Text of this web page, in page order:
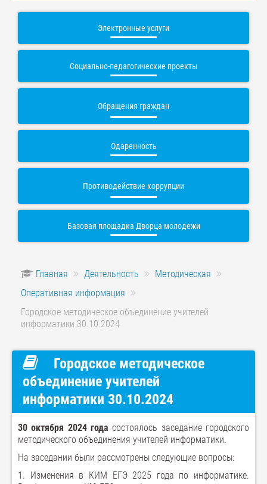
Электронные услуги
Социально-педагогические проекты
Обращения граждан
Одаренность
Противодействие коррупции
Базовая площадка Дворца молодежи
Главная Деятельность
Методическая
Оперативная информация
Городское методическое объединение учителей
информатики 30.10.2024
Городское методическое
объединение учителей
информатики 30.10.2024
30 октября 2024 года состоялось заседание городского
методического объединения учителей информатики.
На заседании были рассмотрены следующие вопросы:
1. Изменения в КИМ ЕГЭ 2025 года по информатике.